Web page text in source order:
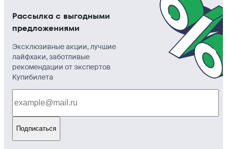
Рассылка с выгодными
предложениями
Эксклюзивные акции, лучшие
лайфхаки, заботливые
рекомендации от экспертов
Купибилета
Подписаться